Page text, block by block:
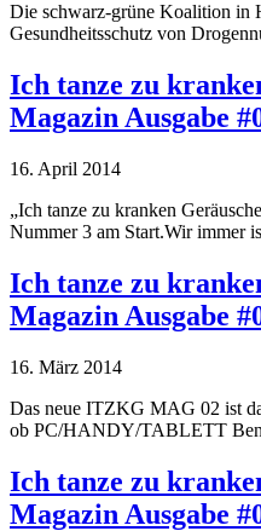
Die schwarz-grüne Koalition in
Gesundheitsschutz von
Ich tanze zu
Magazin Ausgabe
16. April 2014
„Ich tanze zu kranken
Nummer 3 am Start.Wir immer
Ich tanze zu
Magazin Ausgabe
16. März 2014
Das neue ITZKG MAG 02 ist
ob PC/HANDY/TABLETT
Ich tanze zu
Magazin Ausgabe